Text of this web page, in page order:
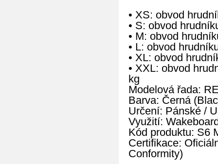
• XS: obvod
• S: obvod
• M: obvod
• L: obvod
• XL: obvod
• XXL: obvod
kg
Modelová řada:
Barva: Černá
Určení: Pánské /
Využití:
Kód produktu: S6
Certifikace:
Conformity)